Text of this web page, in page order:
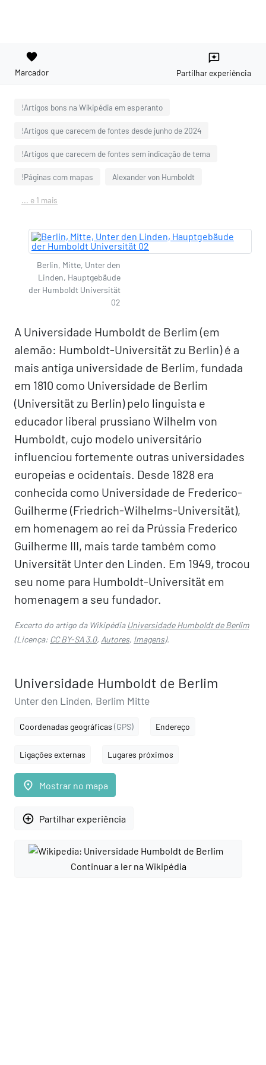
favorite
Marcador
reviews
Partilhar experiência
!Artigos bons na Wikipédia em esperanto
!Artigos que carecem de fontes desde junho de 2024
!Artigos que carecem de fontes sem indicação de tema
!Páginas com mapas Alexander von Humboldt
... e 1 mais
Berlin, Mitte, Unter den
Linden, Hauptgebäude
der Humboldt Universität
02
A Universidade Humboldt de Berlim (em
alemão: Humboldt-Universität zu Berlin) é a
mais antiga universidade de Berlim, fundada
em 1810 como Universidade de Berlim
(Universität zu Berlin) pelo linguista e
educador liberal prussiano Wilhelm von
Humboldt, cujo modelo universitário
influenciou fortemente outras universidades
europeias e ocidentais. Desde 1828 era
conhecida como Universidade de Frederico-
Guilherme (Friedrich-Wilhelms-Universität),
em homenagem ao rei da Prússia Frederico
Guilherme III, mais tarde também como
Universität Unter den Linden. Em 1949, trocou
seu nome para Humboldt-Universität em
homenagem a seu fundador.
Excerto do artigo da Wikipédia Universidade Humboldt de Berlim
(Licença: CC BY-SA 3.0, Autores, Imagens).
Universidade Humboldt de Berlim
Unter den Linden, Berlim Mitte
Coordenadas geográficas (GPS) Endereço
Ligações externas Lugares próximos
place Mostrar no mapa
add_circle_outline Partilhar experiência
Continuar a ler na Wikipédia